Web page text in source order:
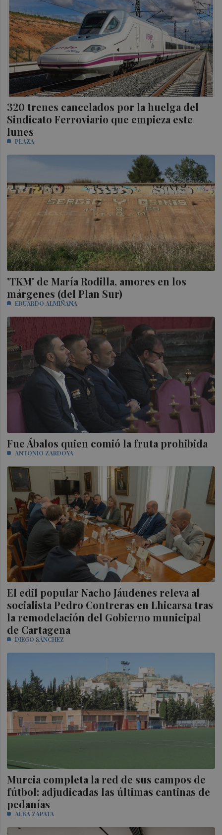
320 trenes cancelados por la huelga del
Sindicato Ferroviario que empieza este
lunes
PLAZA
'TKM' de María Rodilla, amores en los
márgenes (del Plan Sur)
EDUARDO ALMIÑANA
Fue Ábalos quien comió la fruta prohibida
ANTONIO ZARDOYA
El edil popular Nacho Jáudenes releva al
socialista Pedro Contreras en Lhicarsa tras
la remodelación del Gobierno municipal
de Cartagena
DIEGO SÁNCHEZ
Murcia completa la red de sus campos de
fútbol: adjudicadas las últimas cantinas de
pedanías
ALBA ZAPATA